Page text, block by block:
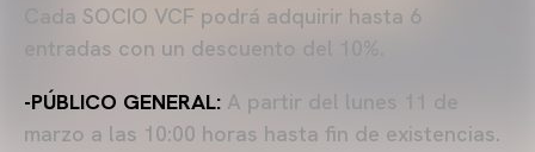
Cada SOCIO VCF podrá adquirir hasta 6
entradas con un descuento del 10%.
-PÚBLICO GENERAL: A partir del lunes 11 de
marzo a las 10:00 horas hasta fin de existencias.